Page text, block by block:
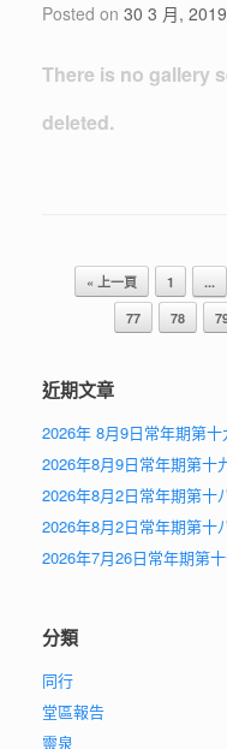
Posted on 30 3 月, 2019
There is no gallery
deleted.
Post
« 上一頁 1 ...
77
78
近期文章
2026年 8月9日常年期第
2026年8月9日常年期第十
2026年8月2日常年期第十
2026年8月2日常年期第十
2026年7月26日常年期第
分類
同行
堂區報告
靈泉